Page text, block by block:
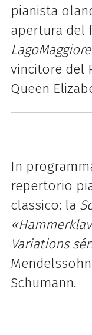
pianista
apertura del
vincitore del
Queen
In
repertorio
classico: la
Variations
Schumann.